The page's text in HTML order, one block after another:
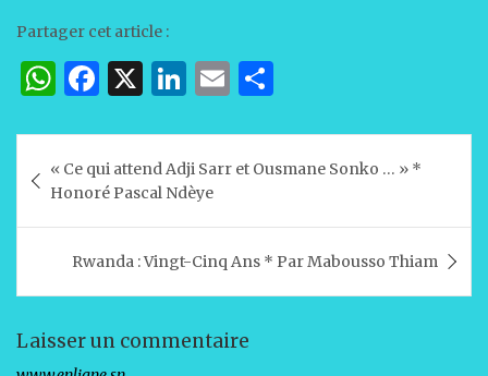
Partager cet article :
W
at
s
A
p
p
F
c
e
b
o
o
X Li
k
e
dI
n
E
ai
l
ta
g
er
de
l’article
« Ce qui attend Adji Sarr et Ousmane Sonko … » *
Honoré Pascal Ndèye
Rwanda : Vingt-Cinq Ans * Par Mabousso Thiam
Laisser un commentaire